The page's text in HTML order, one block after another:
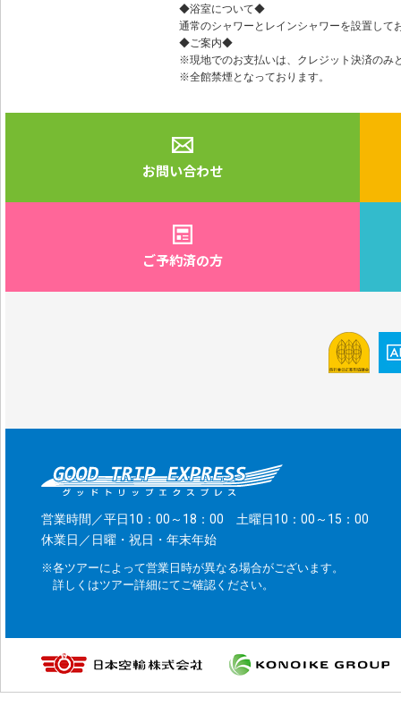
◆浴室について◆
通常のシャワーとレインシャワーを設置して
◆ご案内◆
※現地でのお支払いは、クレジット決済のみ
※全館禁煙となっております。
お問い合わせ
ご予約済の方
営業時間／平日10：00～18：00 土曜日10：00～15：00
休業日／日曜・祝日・年末年始
※各ツアーによって営業日時が異なる場合がございます。
詳しくはツアー詳細にてご確認ください。